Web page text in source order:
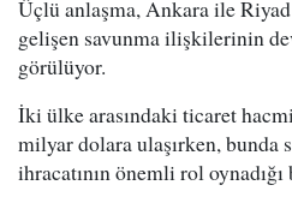
Üçlü anlaşma, Ankara ile Riyad
gelişen savunma ilişkilerinin
görülüyor.
İki ülke arasındaki ticaret
milyar dolara ulaşırken, bunda
ihracatının önemli rol